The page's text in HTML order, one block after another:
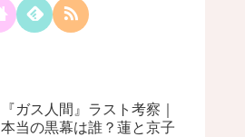
『ガス人間』ラスト考察｜
本当の黒幕は誰？蓮と京子